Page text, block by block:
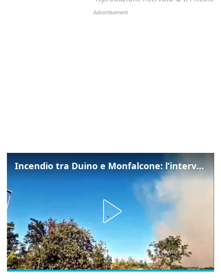
Incendio tra Duino e Monfalcone: l’intervento dei vigili del fuoco